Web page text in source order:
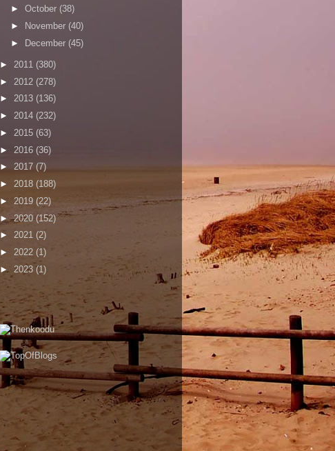
► October (38)
►
November (40)
► December (45)
► 2011 (380)
► 2012 (278)
► 2013 (136)
► 2014 (232)
► 2015 (63)
► 2016 (36)
► 2017 (7)
► 2018 (188)
► 2019 (22)
►2020 (152)
► 2021 (2)
► 2022 (1)
► 2023 (1)